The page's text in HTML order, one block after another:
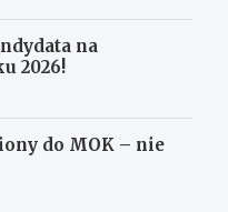
na
2026!
do MOK – nie